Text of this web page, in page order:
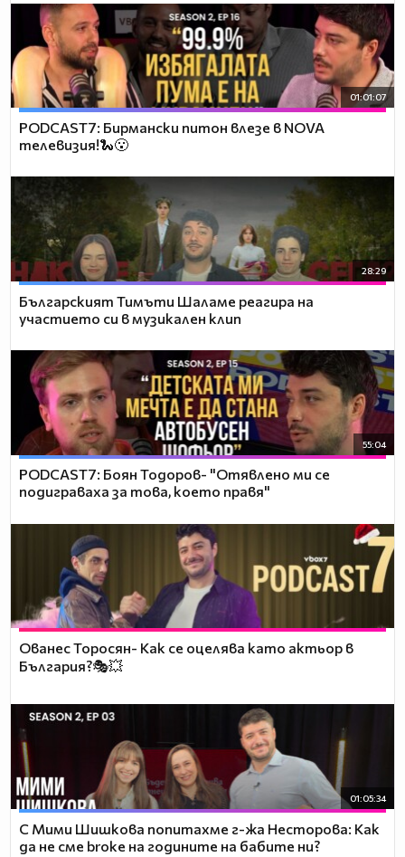
01:01:07
PODCAST7: Бирмански питон влезе в NOVA
телевизия!🐍😮
28:29
Българският Тимъти Шаламе реагира на
участието си в музикален клип
55:04
PODCAST7: ‪Боян Тодоров- "Отявлено ми се
подиграваха за това, което правя"
Ованес Торосян- Как се оцелява като актьор в
България?🎭💥
01:05:34
С Мими Шишкова попитахме г-жа Несторова: Как
да не сме broke на годините на бабите ни?